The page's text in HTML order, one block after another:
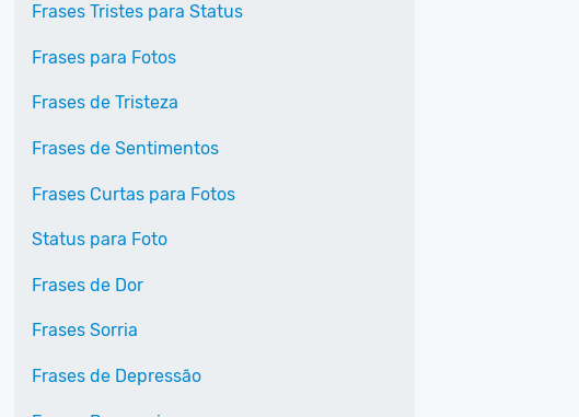
Frases Tristes para Status
Frases para Fotos
Frases de Tristeza
Frases de Sentimentos
Frases Curtas para Fotos
Status para Foto
Frases de Dor
Frases Sorria
Frases de Depressão